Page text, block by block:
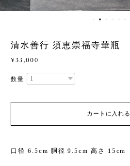
清水善行 須恵崇福寺華瓶
¥33,000
数量
カートに入れる
口径 6.5cm 胴径 9.5cm 高さ 15cm